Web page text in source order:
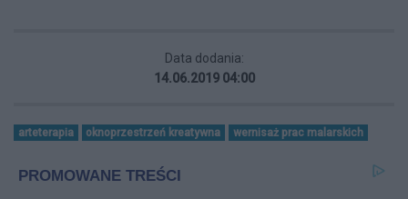
Data dodania:
14.06.2019 04:00
arteterapia oknoprzestrzeń kreatywna wernisaż prac malarskich